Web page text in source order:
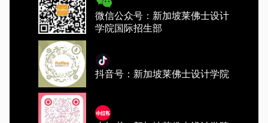
微信公众号：新加坡莱佛士设计
学院国际招生部
抖音号：新加坡莱佛士设计学院